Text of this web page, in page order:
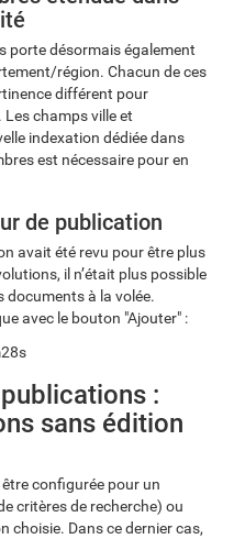
porte désormais également
région. Chacun de ces
différent pour
champs ville et
indexation dédiée dans
est nécessaire pour en
de publication
avait été revu pour être plus
il n’était plus possible
documents à la volée.
avec le bouton "Ajouter" :
:
sans édition
configurée pour un
critères de recherche) ou
choisie. Dans ce dernier cas,